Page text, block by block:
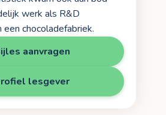
werk als R&D
chocoladefabriek.
aanvragen
lesgever